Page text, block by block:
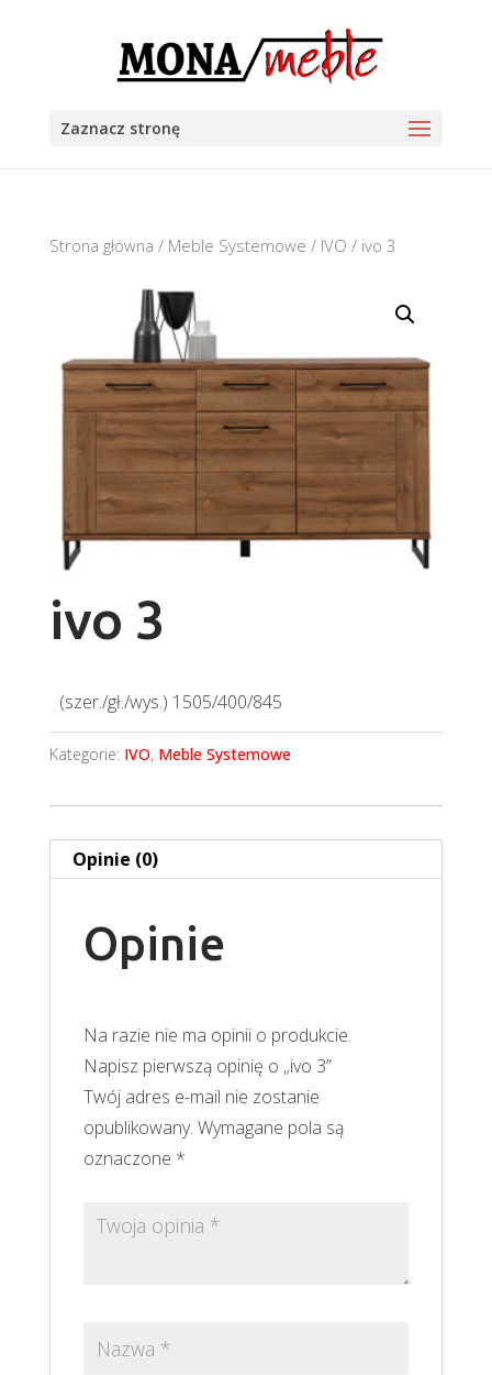
Zaznacz stronę
Strona główna / Meble Systemowe / IVO / ivo 3
ivo 3
(szer./gł./wys.) 1505/400/845
Kategorie: IVO, Meble Systemowe
Opinie (0)
Opinie
Na razie nie ma opinii o produkcie.
Napisz pierwszą opinię o „ivo 3”
Twój adres e-mail nie zostanie
opublikowany. Wymagane pola są
oznaczone *